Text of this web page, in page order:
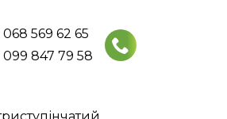
569 62 65
099 847 79 58